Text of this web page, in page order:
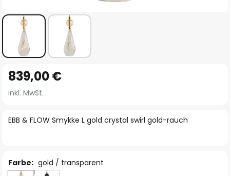
Anfang
der
springen
EBB & FLOW Smykke L gold crystal swirl gold-rauch
839,00 €
inkl. MwSt.
Farbe: gold / transparent